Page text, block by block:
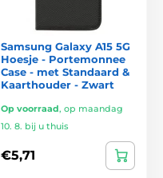
Samsung Galaxy A15 5G
Hoesje - Portemonnee
Case - met Standaard &
Kaarthouder - Zwart
Op voorraad, op maandag
10. 8. bij u thuis
€5,71